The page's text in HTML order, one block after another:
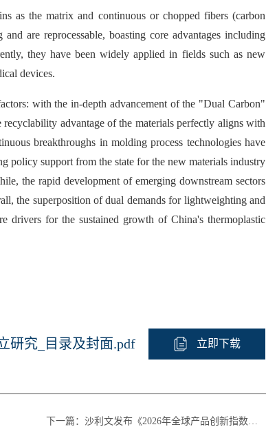
as the matrix and continuous or chopped fibers (carbon
are reprocessable, boasting core advantages including
they have been widely applied in fields such as new
devices.
with the in-depth advancement of the "Dual Carbon"
recyclability advantage of the materials perfectly aligns with
breakthroughs in molding process technologies have
policy support from the state for the new materials industry
the rapid development of emerging downstream sectors
the superposition of dual demands for lightweighting and
drivers for the sustained growth of China's thermoplastic
研究_目录及封面.pdf 立即下载
下一篇 ： 沙利文发布《2026年全球产品创新指数系列研究报告第2期：母婴用品行业变革与核心品类创新实践》